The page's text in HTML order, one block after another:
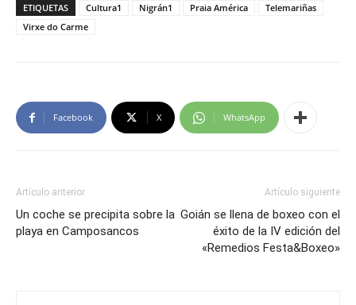
ETIQUETAS Cultura1 Nigrán1 Praia América
Telemariñas
Virxe do Carme
Facebook X WhatsApp
Artículo anterior
Un coche se precipita sobre la
playa en Camposancos
Artículo siguiente
Goián se llena de boxeo con el
éxito de la IV edición del
«Remedios Festa&Boxeo»